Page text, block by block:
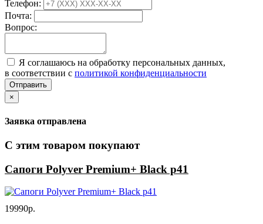
Телефон:
Почта:
Вопрос:
Я соглашаюсь на обработку персональных данных,
в соответствии с политикой конфиденциальности
Отправить
×
Заявка отправлена
С этим товаром покупают
Сапоги Polyver Premium+ Black р41
19990р.